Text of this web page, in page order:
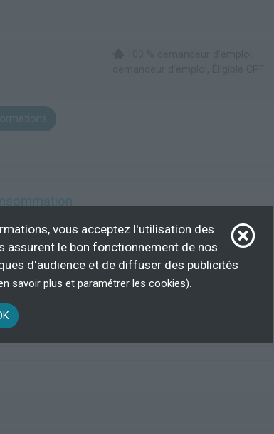
demandeur d’emploi, salarié
vous acceptez l'utilisation des
assurent le bon fonctionnement de nos
d'audience et de diffuser des publicités
savoir plus et paramétrer les cookies).